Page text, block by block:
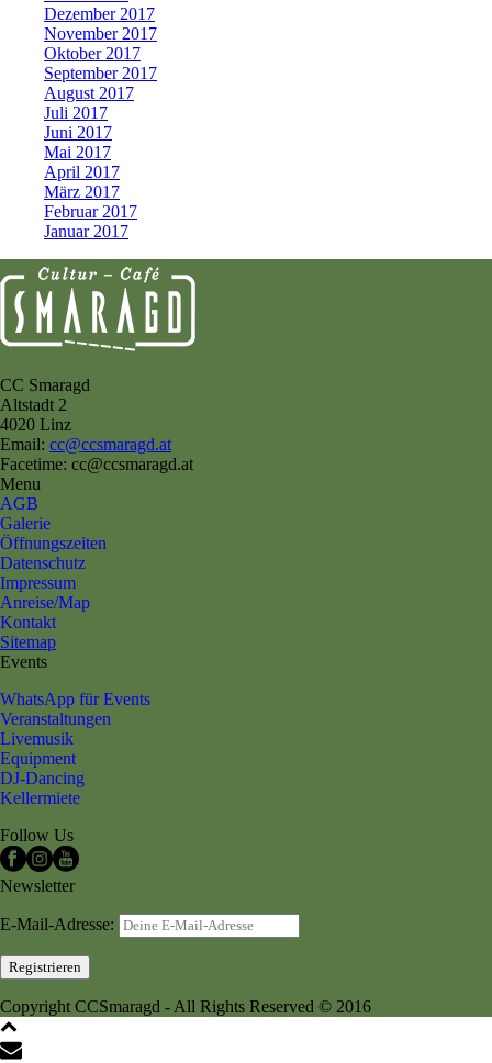
Dezember 2017
November 2017
Oktober 2017
September 2017
August 2017
Juli 2017
Juni 2017
Mai 2017
April 2017
März 2017
Februar 2017
Januar 2017
CC Smaragd
Altstadt 2
4020 Linz
Email: cc@ccsmaragd.at
Facetime: cc@ccsmaragd.at
Menu
AGB
Galerie
Öffnungszeiten
Datenschutz
Impressum
Anreise/Map
Kontakt
Sitemap
Events
WhatsApp für Events
Veranstaltungen
Livemusik
Equipment
DJ-Dancing
Kellermiete
Follow Us
Newsletter
E-Mail-Adresse:
Copyright CCSmaragd - All Rights Reserved © 2016